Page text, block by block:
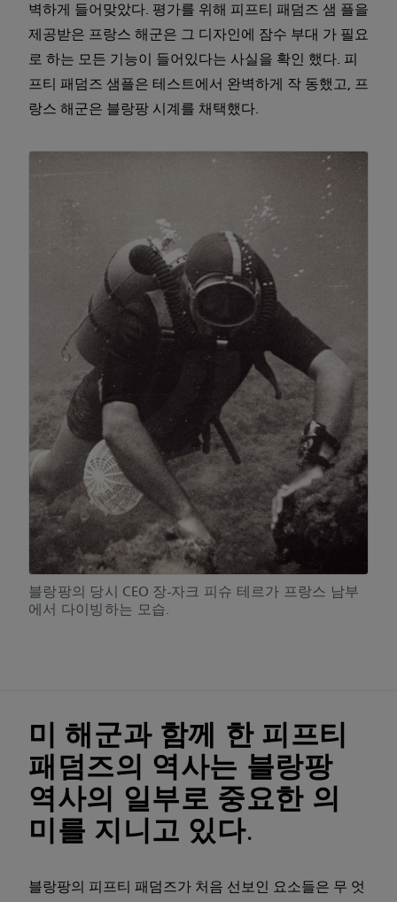
벽하게 들어맞았다. 평가를 위해 피프티 패덤즈 샘 플을
제공받은 프랑스 해군은 그 디자인에 잠수 부대 가 필요
로 하는 모든 기능이 들어있다는 사실을 확인 했다. 피
프티 패덤즈 샘플은 테스트에서 완벽하게 작 동했고, 프
랑스 해군은 블랑팡 시계를 채택했다.
블랑팡의 당시 CEO 장-자크 피슈 테르가 프랑스 남부
에서 다이빙하는 모습.
미 해군과 함께 한 피프티
패덤즈의 역사는 블랑팡
역사의 일부로 중요한 의
미를 지니고 있다.
블랑팡의 피프티 패덤즈가 처음 선보인 요소들은 무 엇